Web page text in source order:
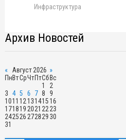
Инфраструктура
Архив Новостей
« Август 2026 »
ПнВтСрЧтПтСб Вс
1
2
3 4 5 6 7 8
9
1011 1213141516
1718192021 2223
24252627282930
31